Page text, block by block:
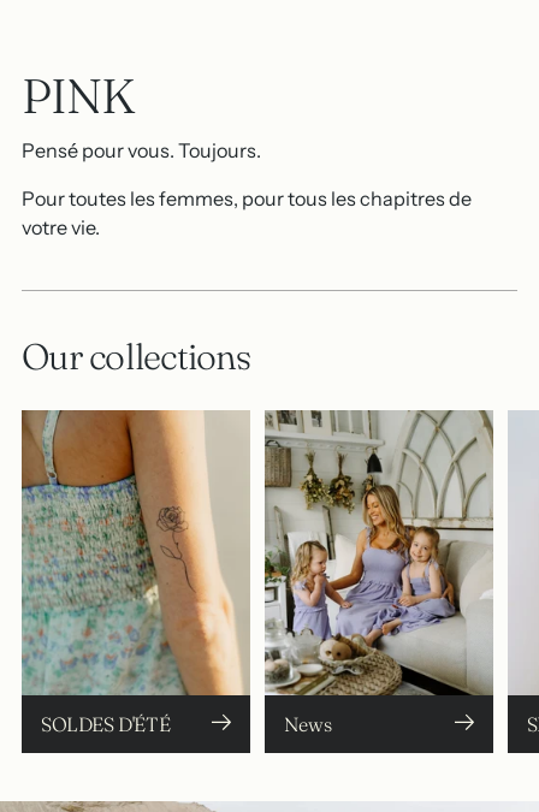
PINK
Pensé pour vous. Toujours.
Pour toutes les femmes, pour tous les chapitres de
votre vie.
Our collections
SOLDES D'ÉTÉ News